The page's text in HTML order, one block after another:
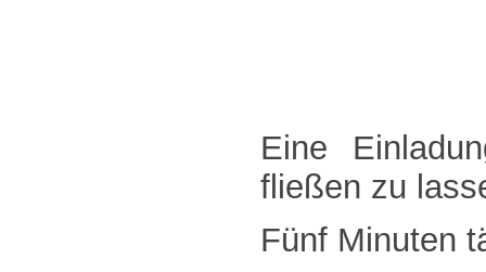
Eine
fließen zu
Fünf Minuten